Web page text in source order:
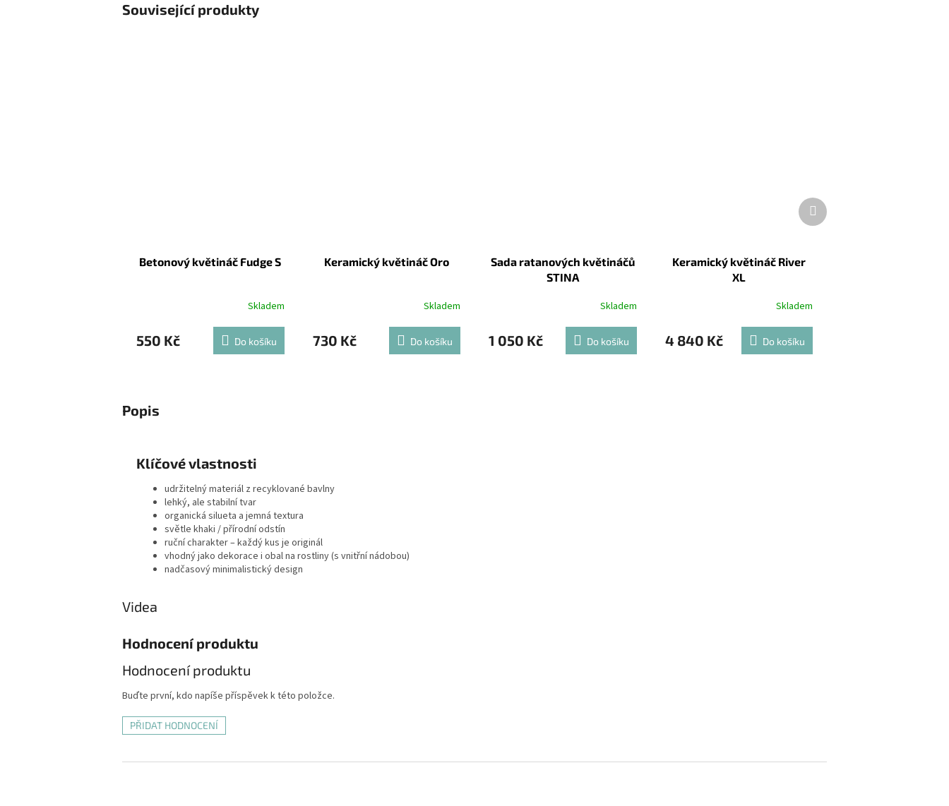
Související produkty
Betonový květináč Fudge S
Skladem
550 Kč Do košíku
Keramický květináč Oro
Skladem
730 Kč Do košíku
Sada ratanových květináčů
STINA
Skladem
1 050 Kč Do košíku
Keramický květináč River
XL
Skladem
4 840 Kč Do košíku
Další
produkt
Popis
Klíčové vlastnosti
udržitelný materiál z recyklované bavlny
lehký, ale stabilní tvar
organická silueta a jemná textura
světle khaki / přírodní odstín
ruční charakter – každý kus je originál
vhodný jako dekorace i obal na rostliny (s vnitřní nádobou)
nadčasový minimalistický design
Videa
Hodnocení produktu
Hodnocení produktu
Buďte první, kdo napíše příspěvek k této položce.
PŘIDAT HODNOCENÍ